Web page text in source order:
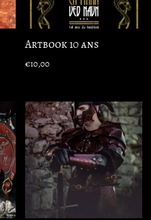
Artbook 10 ans
€10,00